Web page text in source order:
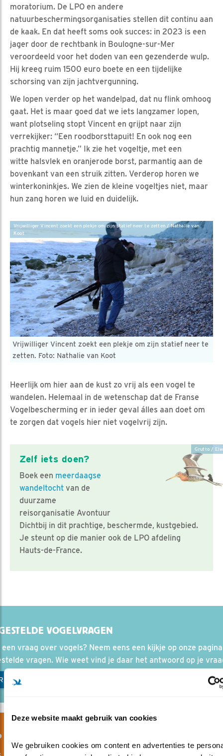
Deze website maakt gebruik van cookies
We gebruiken cookies om content en advertenties te
moratorium. De LPO en andere
natuurbeschermingsorganisaties stellen dit continu aan
de kaak. En dat heeft soms ook succes: in 2023 is een
jager door de rechtbank in Boulogne-sur-Mer
veroordeeld voor het doden van een gezenderde wulp.
Hij kreeg ruim 1500 euro boete en een tijdelijke
schorsing van zijn jachtvergunning.
We lopen verder op het wandelpad, dat nu flink omhoog
gaat. Het is maar goed dat we iets langzamer lopen,
want plotseling stopt Vincent en grijpt naar zijn
verrekijker: “Een roodborsttapuit! En ook nog een
prachtig mannetje.” Ik zie het vogeltje, met een
witte halsvlek en oranjerode borst, parmantig aan de
bovenkant van een struik zitten. Verderop horen we
winterkoninkjes. We zien de kleine vogeltjes niet, maar
hun zang horen we luid en duidelijk.
Vrijwilliger Vincent zoekt een plekje om zijn statief neer te
zetten. Foto: Nathalie van Koot
Vrijwilliger Vincent zoekt een plekje om zijn statief neer te zetten / Nathalie van
Koot
Heerlijk om hier aan de kust zo vrij als een vogel te
wandelen. Helemaal in de wetenschap dat de Franse
Vogelbescherming er in ieder geval álles aan doet om
te zorgen dat vogels hier niet vogelvrij zijn.
Grutto /
Zelf iets doen?
Boek een meerdaagse
wandeltocht van de
duurzame
reisorganisatie Avontuur
Dichtbij in dit prachtige, beschermde, kustgebied.
Je steunt op die manier ook de LPO afdeling
Hauts-de-France.
VOGELVRAGEN
een vraag over vogels? Neem eens een kijkje op onze
vragen. Wie weet vind je daar het antwoord op je
VEELGESTELDE VRAGEN
VOGELS BESCHERMEN